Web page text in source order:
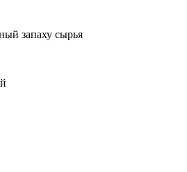
запаху сырья